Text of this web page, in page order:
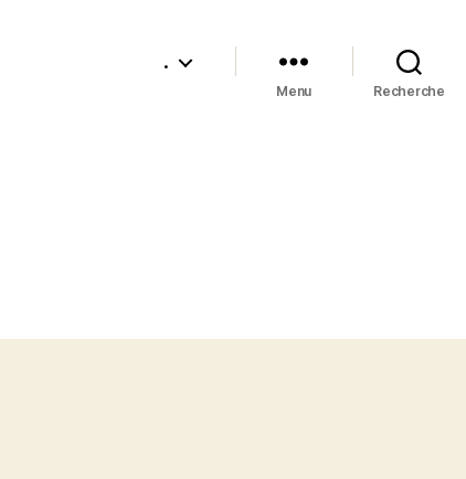
.
Menu Recherche